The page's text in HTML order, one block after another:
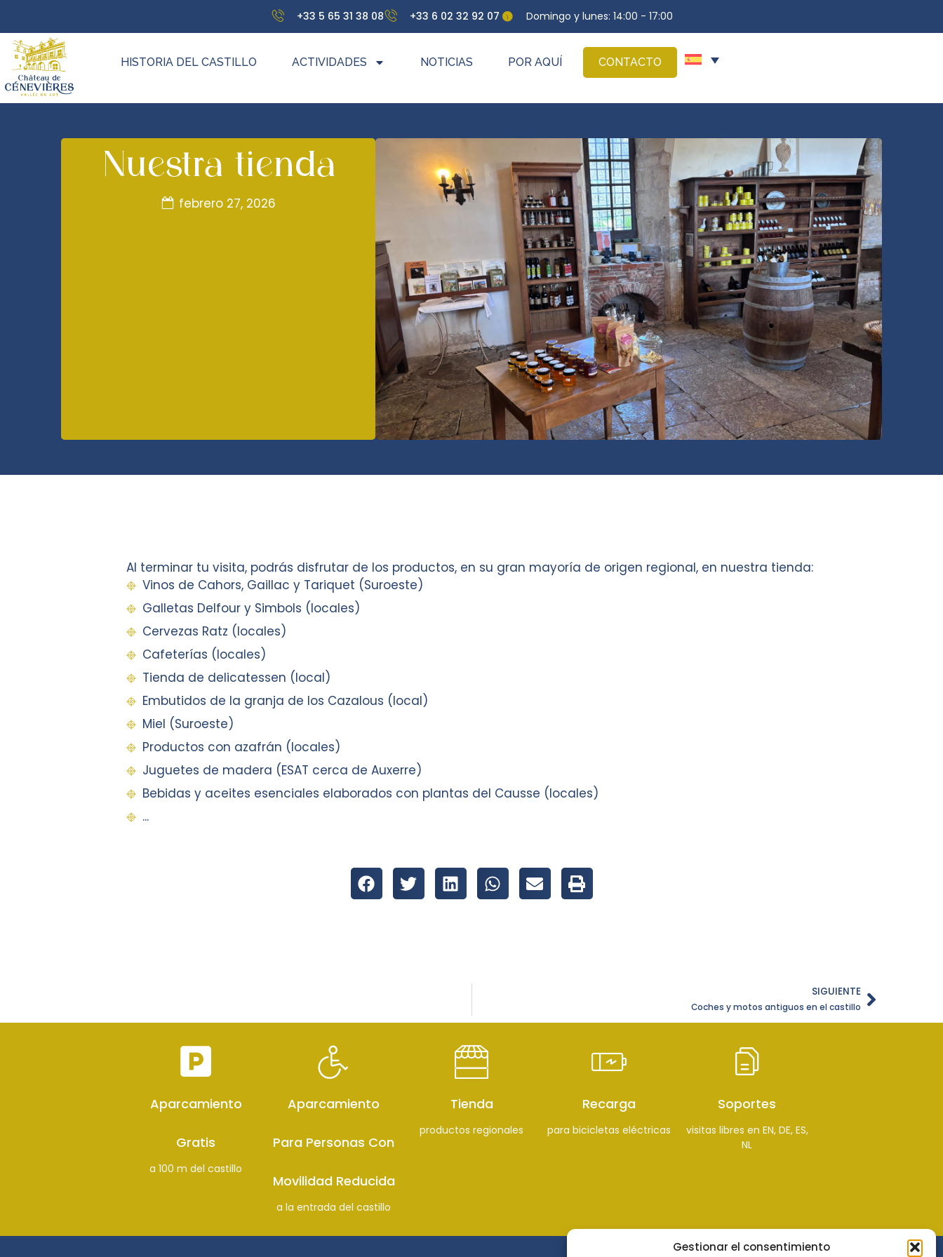
Gestionar el consentimiento
+33 5 65 31 38 08 +33 6 02 32 92 07 Domingo y lunes: 14:00 - 17:00
HISTORIA DEL CASTILLO ACTIVIDADES NOTICIAS POR AQUÍ CONTACTO
Nuestra tienda
febrero 27, 2026
Al terminar tu visita, podrás disfrutar de los productos, en su gran mayoría de origen regional, en nuestra tienda:
Vinos de Cahors, Gaillac y Tariquet (Suroeste)
Galletas Delfour y Simbols (locales)
Cervezas Ratz (locales)
Cafeterías (locales)
Tienda de delicatessen (local)
Embutidos de la granja de los Cazalous (local)
Miel (Suroeste)
Productos con azafrán (locales)
Juguetes de madera (ESAT cerca de Auxerre)
Bebidas y aceites esenciales elaborados con plantas del Causse (locales)
...
SIGUIENTE
Coches y motos antiguos en el castillo
Aparcamiento
Gratis
a 100 m del castillo
Aparcamiento
Para Personas Con
Movilidad Reducida
a la entrada del castillo
Tienda
productos regionales
Recarga
para bicicletas eléctricas
Soportes
visitas libres en EN, DE, ES,
NL